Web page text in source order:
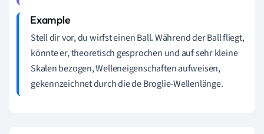
Stell dir vor, du wirfst einen Ball. Während der Ball fliegt,
könnte er, theoretisch gesprochen und auf sehr kleine
Skalen bezogen, Welleneigenschaften aufweisen,
gekennzeichnet durch die de Broglie-Wellenlänge.